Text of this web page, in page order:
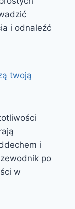
i odnaleźć
twoją
i
po
w